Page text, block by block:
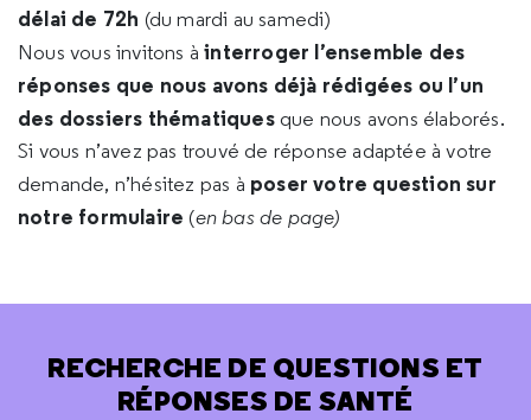
délai de 72h (du mardi au samedi)
Nous vous invitons àinterroger l’ensemble des
réponses que nous avons déjà rédigées ou l’un
des dossiers thématiques que nous avons élaborés.
Si vous n’avez pas trouvé de réponse adaptée à votre
demande, n’hésitez pas à poser votre question sur
notre formulaire (en bas de page)
RECHERCHE DE QUESTIONS ET
RÉPONSES DE SANTÉ